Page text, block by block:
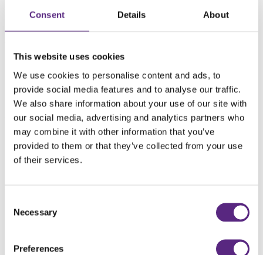
Consent Details About
This website uses cookies
We use cookies to personalise content and ads, to
provide social media features and to analyse our traffic.
We also share information about your use of our site with
our social media, advertising and analytics partners who
may combine it with other information that you’ve
provided to them or that they’ve collected from your use
of their services.
Selection
Necessary
Preferences
Heicom staat in én langs het Groene Inspiratiepark. Een terrein ter
waar alle onderdelen uit het vak samenkomen. Hans van der Weerd
producten zien en de toepassing hiervan in de praktijk. Wij werken
kunnen garanderen ondanks zware verkeersbelasting. Dit is te zien
in het park en lichten we graag toe op onze stand, aan de rand van
het park.”
Van Werven
Onze collega’s van moederbedrijf Van Werven zijn ook op de beurs
te vinden. Van Werven
Bestelhierje gratis kaarten.
voor meer informatie over het
Nieuws